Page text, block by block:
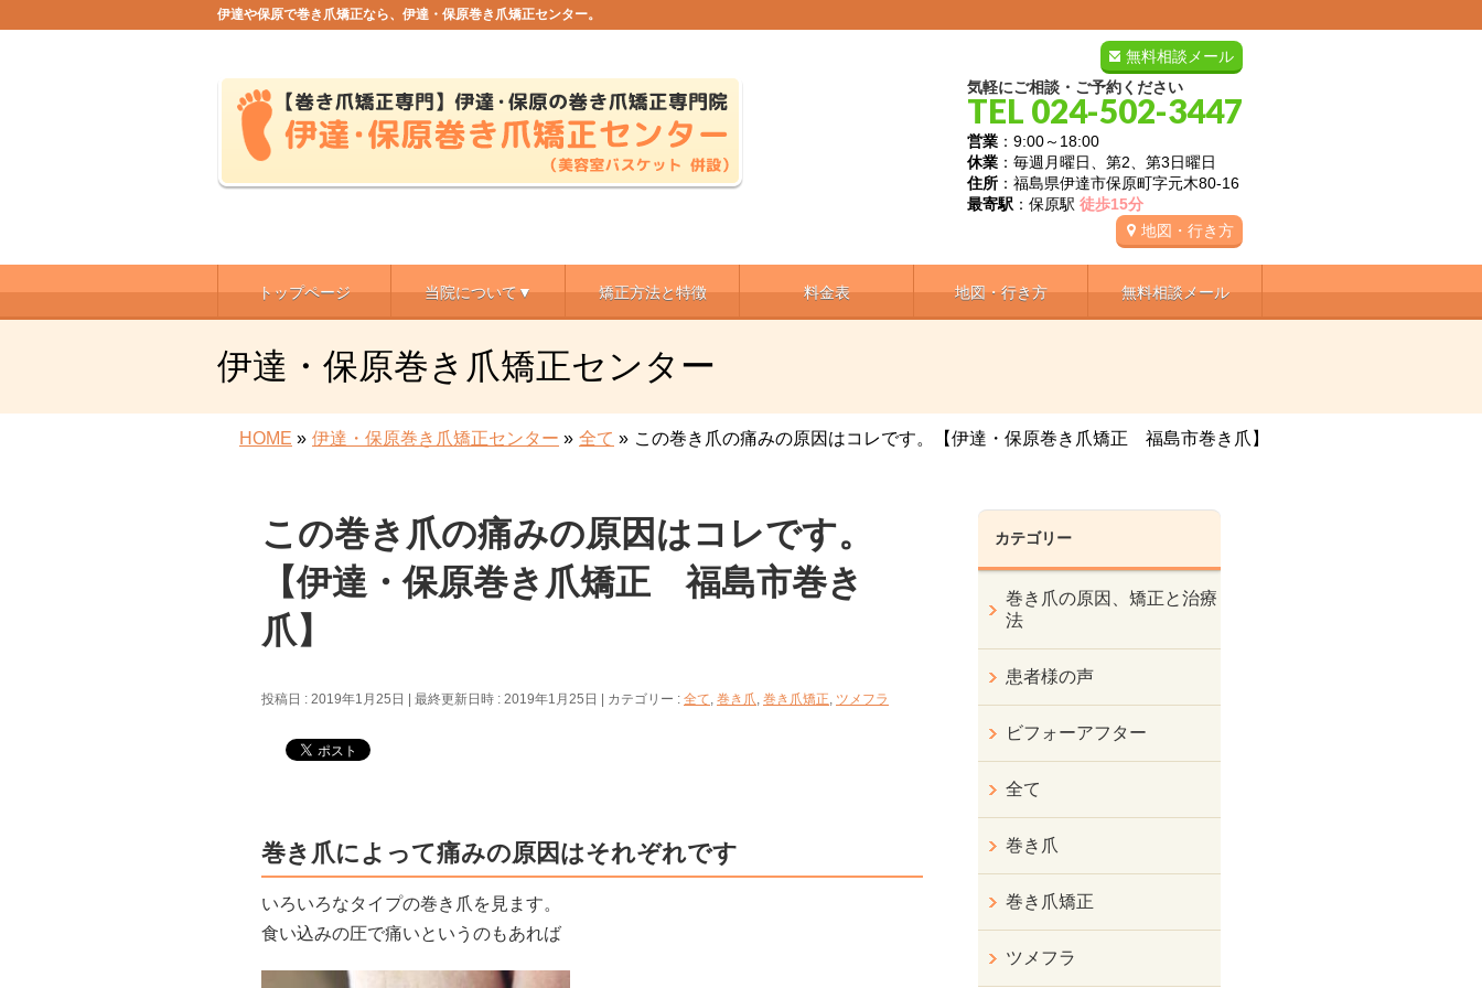
伊達や保原で巻き爪矯正なら、伊達・保原巻き爪矯正センター。
無料相談メール
気軽にご相談・ご予約ください
TEL 024-502-3447
営業 ：9:00～18:00
休業 ：毎週月曜日、第2、第3日曜日
住所 ：福島県伊達市保原町字元木80-16
最寄駅 ：保原駅 徒歩15分
地図・行き方
トップページ 当院について▼ 矯正方法と特徴 料金表 地図・行き方 無料相談メール
伊達・保原巻き爪矯正センター
HOME » 伊達・保原巻き爪矯正センター » 全て » この巻き爪の痛みの原因はコレです。【伊達・保原巻き爪矯正 福島市巻き爪】
この巻き爪の痛みの原因はコレです。
【伊達・保原巻き爪矯正 福島市巻き
爪】
投稿日 : 2019年1月25日 最終更新日時 : 2019年1月25日 カテゴリー : 全て, 巻き爪, 巻き爪矯正, ツメフラ
巻き爪によって痛みの原因はそれぞれです
いろいろなタイプの巻き爪を見ます。
食い込みの圧で痛いというのもあれば
カテゴリー
巻き爪の原因、矯正と治療
法
患者様の声
ビフォーアフター
全て
巻き爪
巻き爪矯正
ツメフラ